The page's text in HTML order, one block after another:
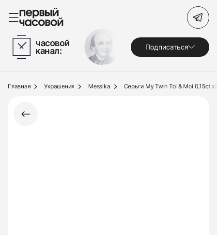
Часы
Украшения
Под заказ
Поиск по сайту
часовой
канал: Подписаться
Главная Украшения Messika Серьги My Twin Toi & Moi 0,15ct